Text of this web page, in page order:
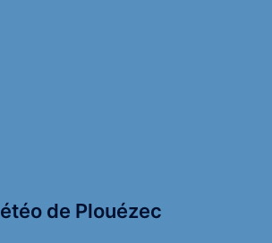
de Plouézec